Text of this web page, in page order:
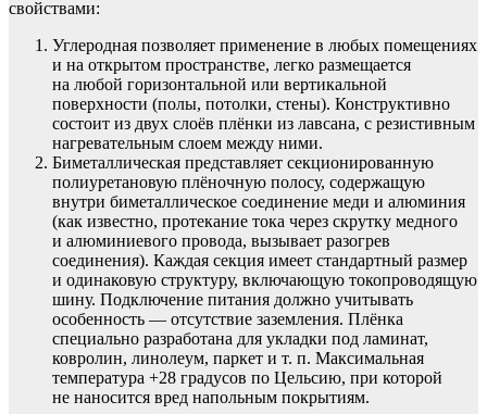
свойствами:
Углеродная позволяет применение в любых помещениях
и на открытом пространстве, легко размещается
на любой горизонтальной или вертикальной
поверхности (полы, потолки, стены). Конструктивно
состоит из двух слоёв плёнки из лавсана, с резистивным
нагревательным слоем между ними.
Биметаллическая представляет секционированную
полиуретановую плёночную полосу, содержащую
внутри биметаллическое соединение меди и алюминия
(как известно, протекание тока через скрутку медного
и алюминиевого провода, вызывает разогрев
соединения). Каждая секция имеет стандартный размер
и одинаковую структуру, включающую токопроводящую
шину. Подключение питания должно учитывать
особенность — отсутствие заземления. Плёнка
специально разработана для укладки под ламинат,
ковролин, линолеум, паркет и т. п. Максимальная
температура +28 градусов по Цельсию, при которой
не наносится вред напольным покрытиям.